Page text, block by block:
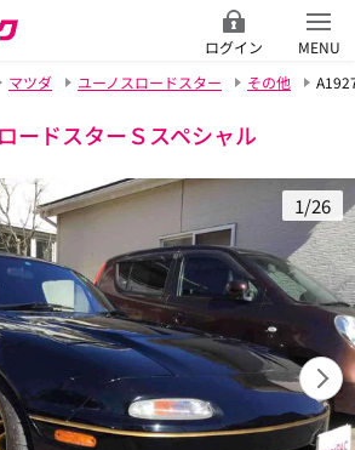
ログイン
MENU
マツダ ユーノスロードスター その他
ードスターＳスペシャル
1/26